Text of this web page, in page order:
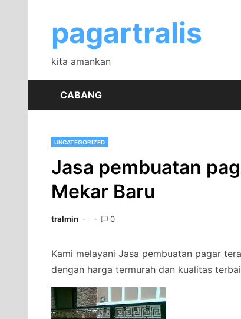
contentpagartralis
kita amankan
CABANG
UNCATEGORIZED
Jasa pembuatan
Mekar Baru
tralmin 0
Kami melayani Jasa pembuatan pagar
dengan harga termurah dan kualitas